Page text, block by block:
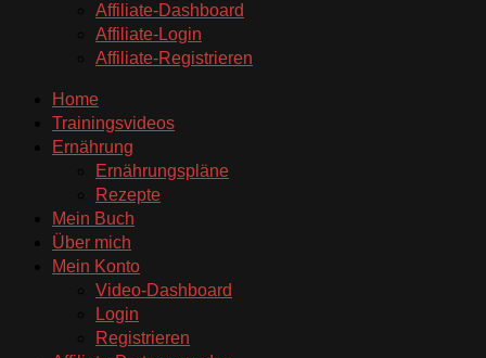
Affiliate-Dashboard
Affiliate-Login
Affiliate-Registrieren
Home
Trainingsvideos
Ernährung
Ernährungspläne
Rezepte
Mein Buch
Über mich
Mein Konto
Video-Dashboard
Login
Registrieren